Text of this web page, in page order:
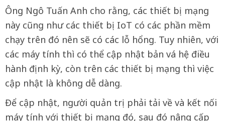
Ông Ngô Tuấn Anh cho rằng, các thiết bị mạng
này cũng như các thiết bị IoT có các phần mềm
chạy trên đó nên sẽ có các lỗ hổng. Tuy nhiên, với
các máy tính thì có thể cập nhật bản vá hệ điều
hành định kỳ, còn trên các thiết bị mạng thì việc
cập nhật là không dễ dàng.
Để cập nhật, người quản trị phải tải về và kết nối
máy tính với thiết bị mạng đó, sau đó nâng cấp